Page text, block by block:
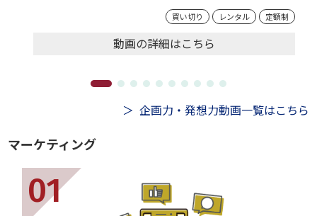
買い切り レンタル 定額制
動画の詳細はこちら
企画力・発想力動画一覧はこちら
マーケティング